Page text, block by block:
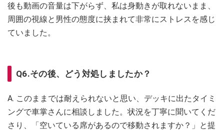
後も動画の音量は下がらず、私は身動きが取れないまま、
周囲の視線と男性の態度に挟まれて非常にストレスを感じ
ていました。
Q6.その後、どう対処しましたか？
A. このままでは耐えられないと思い、デッキに出たタイミ
ングで車掌さんに相談しました。状況を丁寧に聞いてくだ
さり、「空いている席があるので移動されますか？」と提